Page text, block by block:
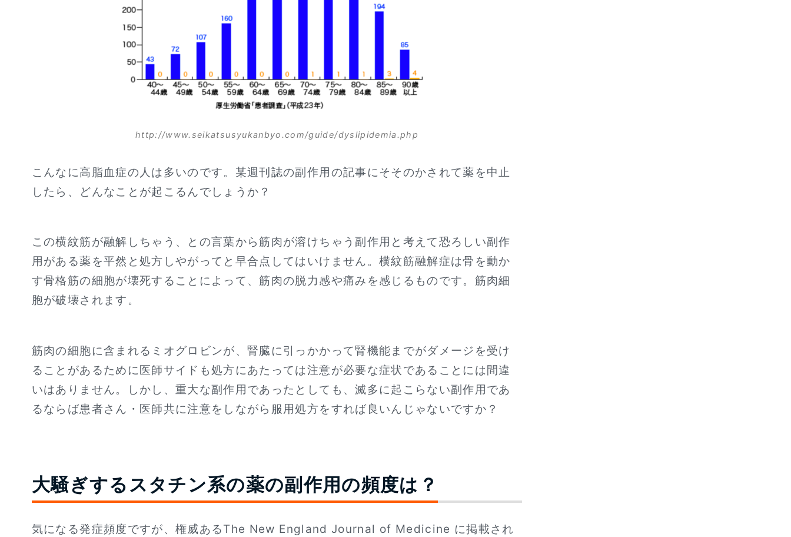
http://www.seikatsusyukanbyo.com/guide/dyslipidemia.php
こんなに高脂血症の人は多いのです。某週刊誌の副作用の記事にそそのかされて薬を中止
したら、どんなことが起こるんでしょうか？
この横紋筋が融解しちゃう、との言葉から筋肉が溶けちゃう副作用と考えて恐ろしい副作
用がある薬を平然と処方しやがってと早合点してはいけません。横紋筋融解症は骨を動か
す骨格筋の細胞が壊死することによって、筋肉の脱力感や痛みを感じるものです。筋肉細
胞が破壊されます。
筋肉の細胞に含まれるミオグロビンが、腎臓に引っかかって腎機能までがダメージを受け
ることがあるために医師サイドも処方にあたっては注意が必要な症状であることには間違
いはありません。しかし、重大な副作用であったとしても、滅多に起こらない副作用であ
るならば患者さん・医師共に注意をしながら服用処方をすれば良いんじゃないですか？
大騒ぎするスタチン系の薬の副作用の頻度は？
気になる発症頻度ですが、権威あるThe New England Journal of Medicine に掲載され